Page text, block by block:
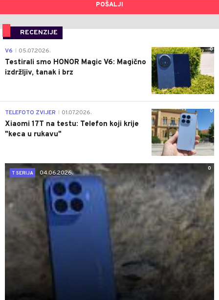
POŠALJI
RECENZIJE
0
V6 05.07.2026.
Testirali smo HONOR Magic V6: Magično
izdržljiv, tanak i brz
0
TELEFOTO ZVIJER 01.07.2026.
Xiaomi 17T na testu: Telefon koji krije
"keca u rukavu"
0
T SERIJA
04.06.2026.